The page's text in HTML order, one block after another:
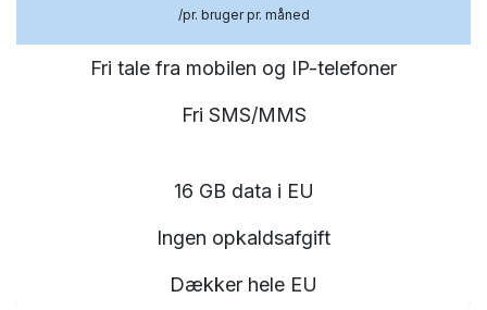
/pr. bruger pr. måned
Fri tale fra mobilen og IP-telefoner
Fri SMS/MMS
16 GB data i EU
Ingen opkaldsafgift
Dækker hele EU